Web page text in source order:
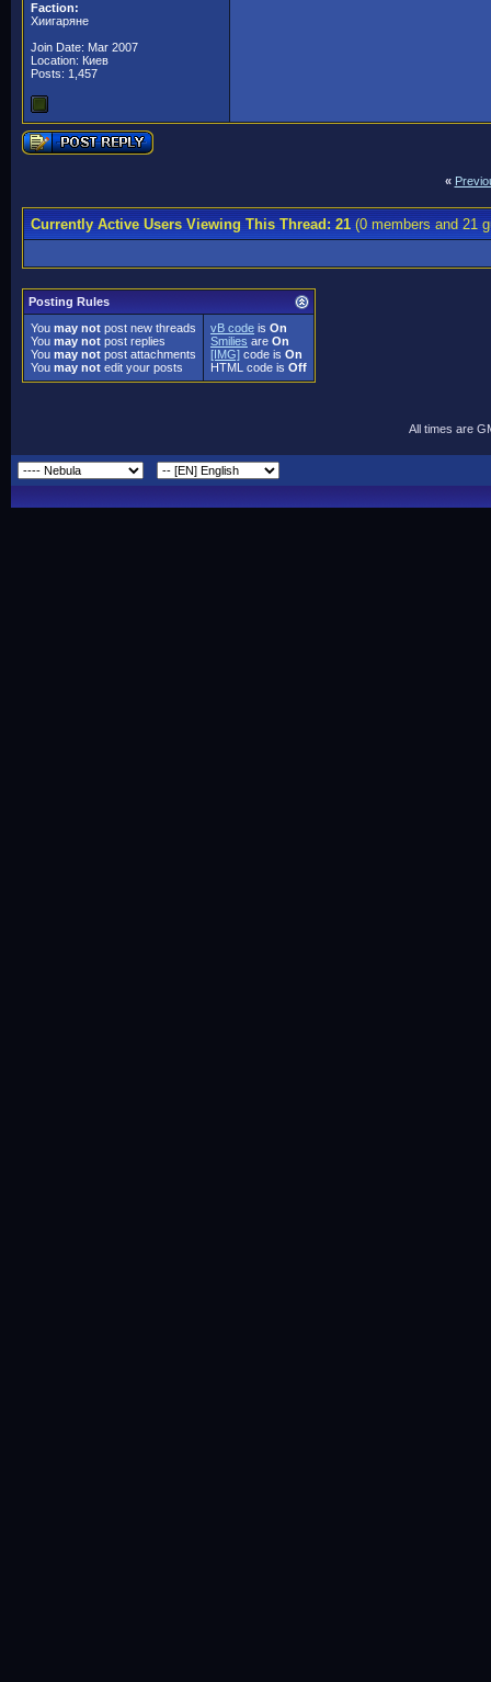
Faction:
Хиигаряне
Join Date: Mar 2007
Location: Киев
Posts: 1,457
«
Currently Active Users Viewing This Thread: 21(0 members and 21
Posting Rules
You may not post new threads
You may not post replies
You may not post attachments
You may not edit your posts
vB code is On
Smilies are On
[IMG] code is On
HTML code is Off
All times are